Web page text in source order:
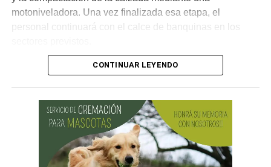
motoniveladora. Una vez finalizada esa etapa, el
personal continuará con el calce de banquinas en los
CONTINUAR LEYENDO